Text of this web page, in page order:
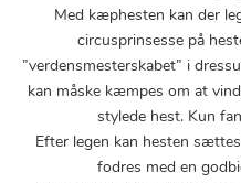
Med kæphesten kan der
circusprinsesse på
”verdensmesterskabet” i
kan måske kæmpes om at
stylede hest. Kun
Efter legen kan hesten
fodres med en